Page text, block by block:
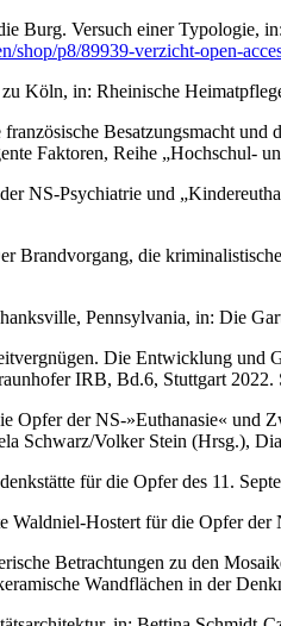
Burg. Versuch einer
shop/p8/89939-verzicht-open-
Köln, in: Rheinische
Besatzungsmacht
Faktoren, Reihe „Hochschul-
NS-Psychiatrie und
Brandvorgang, die
Pennsylvania, in: Die
Die Entwicklung
IRB, Bd.6, Stuttgart 2022.
Opfer der NS-»Euthanasie«
Schwarz/Volker Stein (Hrsg.),
für die Opfer des 11.
Waldniel-Hostert für die Opfer
Betrachtungen zu den
Wandflächen in der